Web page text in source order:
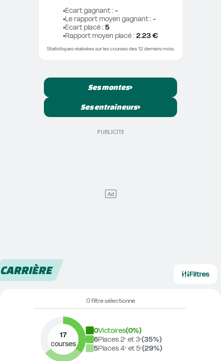
Ecart gagnant : -
Le rapport moyen gagnant : -
Ecart placé : 5
Rapport moyen placé : 2.23 €
Statistiques réalisées sur les courses des 12 derniers mois.
Ses montes
Ses entraîneurs
CARRIÈRE Filtres
0 filtre sélectionné
17
courses
0Victoires(0%)
6Places 2ᵉ et 3ᵉ(35%)
5Places 4ᵉ et 5ᵉ(29%)